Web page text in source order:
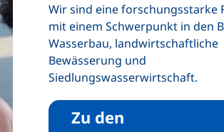
Wir sind eine forschungsstarke
mit einem Schwerpunkt in den
Wasserbau, landwirtschaftliche
Bewässerung und
Siedlungswasserwirtschaft.
Zu den